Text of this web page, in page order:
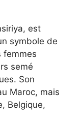
est
symbole de
femmes
semé
Son
Maroc, mais
Belgique,